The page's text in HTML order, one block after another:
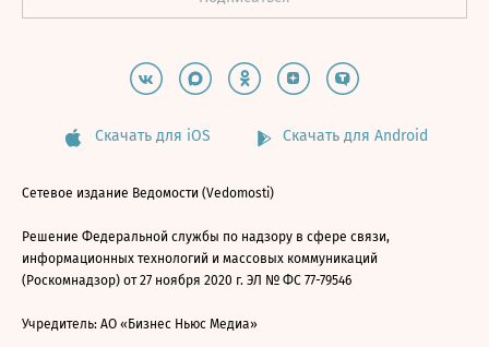
Скачать для iOS Скачать для Android
Сетевое издание Ведомости (Vedomosti)
Решение Федеральной службы по надзору в сфере связи,
информационных технологий и массовых коммуникаций
(Роскомнадзор) от 27 ноября 2020 г. ЭЛ № ФС 77-79546
Учредитель: АО «Бизнес Ньюс Медиа»